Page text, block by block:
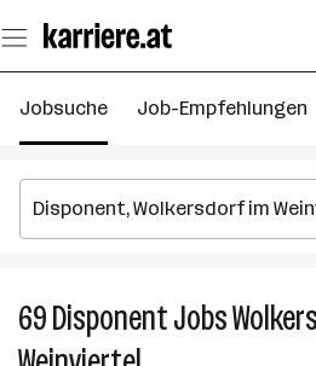
Seiteninhalt
springen
Jobsuche Job-Empfehlungen
69DisponentJobs